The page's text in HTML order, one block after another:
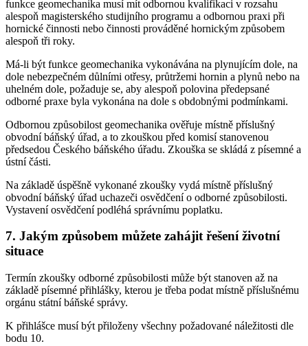
funkce geomechanika musí mít odbornou kvalifikaci v rozsahu
alespoň magisterského studijního programu a odbornou praxi při
hornické činnosti nebo činnosti prováděné hornickým způsobem
alespoň tři roky.
Má-li být funkce geomechanika vykonávána na plynujícím dole, na
dole nebezpečném důlními otřesy, průtržemi hornin a plynů nebo na
uhelném dole, požaduje se, aby alespoň polovina předepsané
odborné praxe byla vykonána na dole s obdobnými podmínkami.
Odbornou způsobilost geomechanika ověřuje místně příslušný
obvodní báňský úřad, a to zkouškou před komisí stanovenou
předsedou Českého báňského úřadu. Zkouška se skládá z písemné a
ústní části.
Na základě úspěšně vykonané zkoušky vydá místně příslušný
obvodní báňský úřad uchazeči osvědčení o odborné způsobilosti.
Vystavení osvědčení podléhá správnímu poplatku.
7. Jakým způsobem můžete zahájit řešení životní
situace
Termín zkoušky odborné způsobilosti může být stanoven až na
základě písemné přihlášky, kterou je třeba podat místně příslušnému
orgánu státní báňské správy.
K přihlášce musí být přiloženy všechny požadované náležitosti dle
bodu 10.